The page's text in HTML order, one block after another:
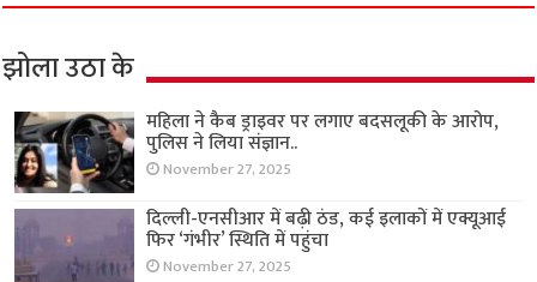
झोला उठा के
महिला ने कैब ड्राइवर पर लगाए बदसलूकी के आरोप,
पुलिस ने लिया संज्ञान..
November 27, 2025
दिल्ली-एनसीआर में बढ़ी ठंड, कई इलाकों में एक्यूआई
फिर ‘गंभीर’ स्थिति में पहुंचा
November 27, 2025